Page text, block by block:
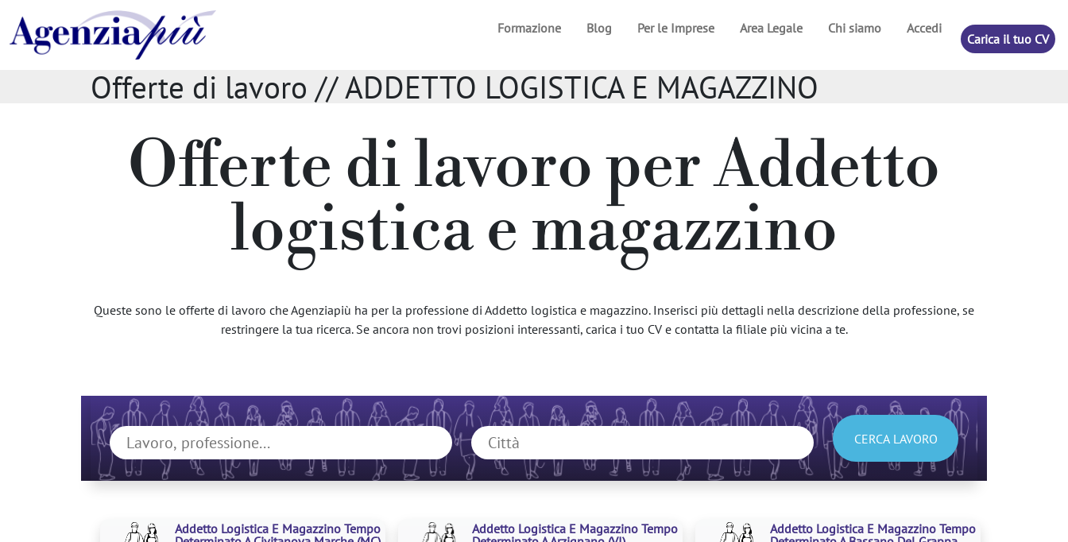
Formazione Blog Per le Imprese Area Legale Chi siamo Accedi
Carica il tuo CV
Offerte di lavoro // ADDETTO LOGISTICA E MAGAZZINO
Offerte di lavoro per Addetto
logistica e magazzino
Queste sono le offerte di lavoro che Agenziapiù ha per la professione di Addetto logistica e magazzino. Inserisci più dettagli nella descrizione della professione, se
restringere la tua ricerca. Se ancora non trovi posizioni interessanti, carica i tuo CV e contatta la filiale più vicina a te.
CERCA LAVORO
Addetto Logistica E Magazzino Tempo
Addetto Logistica E Magazzino Tempo
Addetto Logistica E Magazzino Tempo